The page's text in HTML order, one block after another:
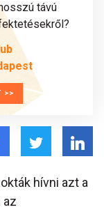
távú
>>
hívni azt a
az